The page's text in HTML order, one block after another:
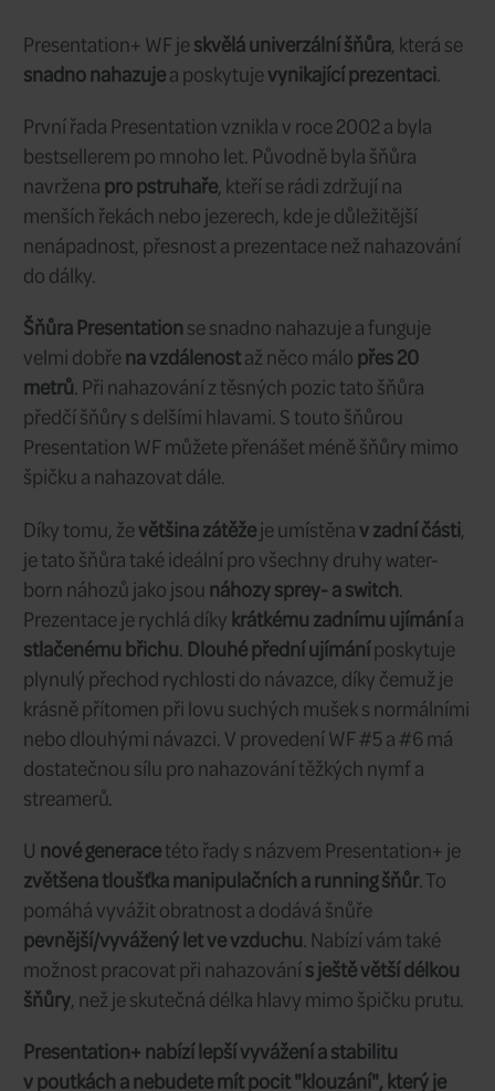
Dodání: ihned
Kód: 107190
Type a
AFTMA: WF #5
Cena/ks: 2 249 CZK
Dodání: ihned
Kód: 107191
Type a
AFTMA:
WF #6
Cena/ks: 2 249 CZK
Sklad: 2 ks
Dodání: ihned
Presentation+ WF jeskvělá univerzální
snadno nahazujea poskytuje
První řada Presentation vznikla v roce
navrženapro pstruhaře, kteří se rádi